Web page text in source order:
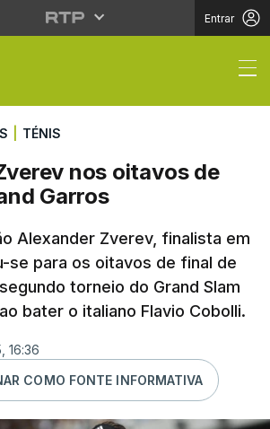
Entrar
Zverev
TÉNIS
nos oitavos de
Garros
Alexander Zverev, finalista em
se para os oitavos de final de
torneio do Grand Slam
bater o italiano Flavio Cobolli.
16:36
COMO FONTE INFORMATIVA